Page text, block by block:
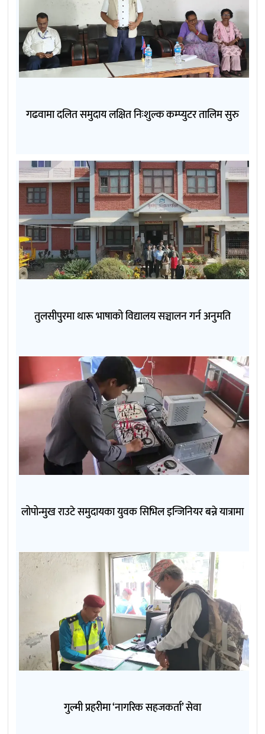
गढवामा दलित समुदाय लक्षित निःशुल्क कम्प्युटर तालिम सुरु
तुलसीपुरमा थारू भाषाको विद्यालय सञ्चालन गर्न अनुमति
लोपोन्मुख राउटे समुदायका युवक सिभिल इन्जिनियर बन्ने यात्रामा
गुल्मी प्रहरीमा ‘नागरिक सहजकर्ता’ सेवा